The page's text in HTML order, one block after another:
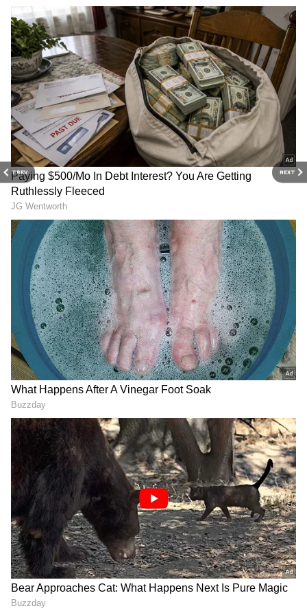
PREV NEXT
Image Credit : Gemini
கஸ்டமைஸ்டு கீ-செயின் மற்றும் ரெசின்
ஆர்ட் (Cute Resin Keychains)
ரெசின் (Resin) என்பது ஒருவித திரவம். இது
காய்ந்த பிறகு கண்ணாடி போல
கடினமாகவும் பளபளப்பாகவும் மாறிவிடும்.
இப்போ இன்டர்நெட்டில் இந்த பிசினஸ்தான்
செம டிரெண்டிங்கில் இருக்கு. இந்த ரெசின்
திரவத்துக்குள் சின்னதாக உலர்ந்த பூக்கள்,
கிளிட்டர் (ஜிகினா) அல்லது ஒருவரின்
பெயரின் முதல் எழுத்தை (Alphabet) வைத்து
மிக அழகான கீ-செயின்கள், பென்டன்ட்கள்
அல்லது புக்மார்க்குகள் செய்யலாம்.
ரெசினுக்கான ஆரம்பகட்ட கிட் சுமார் ₹500-
க்கு கிடைக்கிறது. அழகாக பெயர் போட்ட
ஒரு கீ-செயினை மக்கள் ₹100 முதல் ₹250
வரை கொடுத்து வாங்கத் தயாராக
இருக்கிறார்கள்.